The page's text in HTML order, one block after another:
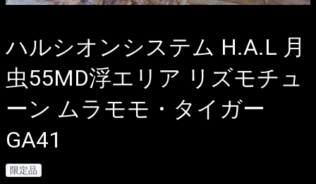
ハルシオンシステム H.A.L 月
虫55MD浮エリア リズモチュ
ーン ムラモモ・タイガー
GA41
限定品